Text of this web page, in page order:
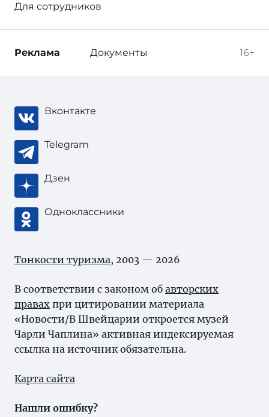
Для сотрудников
16+
Реклама Документы
Вконтакте
Telegram
Дзен
Одноклассники
Тонкости туризма, 2003 — 2026
В соответствии с законом об авторских
правах при цитировании материала
«Новости/В Швейцарии откроется музей
Чарли Чаплина» активная индексируемая
ссылка на источник обязательна.
Карта сайта
Нашли ошибку?